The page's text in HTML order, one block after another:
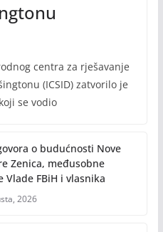
centra za rješavanje
(ICSID) zatvorilo je
se vodio
o budućnosti Nove
Zenica, međusobne
Vlade FBiH i vlasnika
2026